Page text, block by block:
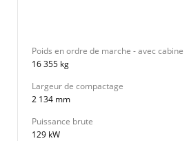
Poids en ordre de marche - avec cabine
16 355 kg
Largeur de compactage
2 134 mm
Puissance brute
129 kW